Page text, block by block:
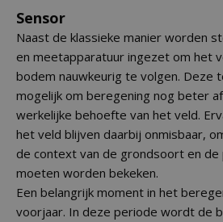
Sensor
Naast de klassieke manier worden
en meetapparatuur ingezet om het
bodem nauwkeurig te volgen. Deze
mogelijk om beregening nog beter
werkelijke behoefte van het veld.
het veld blijven daarbij onmisbaar,
de context van de grondsoort en
moeten worden bekeken.
Een belangrijk moment in het
voorjaar. In deze periode wordt de